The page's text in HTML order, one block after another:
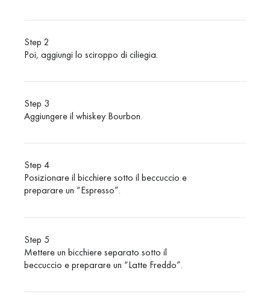
Step 2
Poi, aggiungi lo sciroppo di ciliegia.
Step 3
Aggiungere il whiskey Bourbon.
Step 4
Posizionare il bicchiere sotto il beccuccio e
preparare un “Espresso”.
Step 5
Mettere un bicchiere separato sotto il
beccuccio e preparare un “Latte Freddo”.